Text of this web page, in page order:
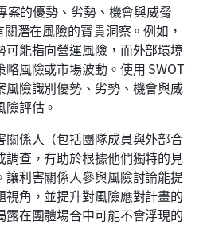
案的優勢、劣勢、機會與威脅
關潛在風險的寶貴洞察。例如，
可能指向營運風險，而外部環境
風險或市場波動。使用 SWOT
風險識別優勢、劣勢、機會與威
評估。
關係人（包括團隊成員與外部合
調查，有助於根據他們獨特的見
讓利害關係人參與風險討論能提
視角，並提升對風險應對計畫的
露在團體場合中可能不會浮現的